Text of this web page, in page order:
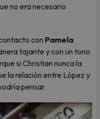
no era necesario
con Pamela
tajante y con un tono
si Christian nunca la
la relación entre López y
pensar.